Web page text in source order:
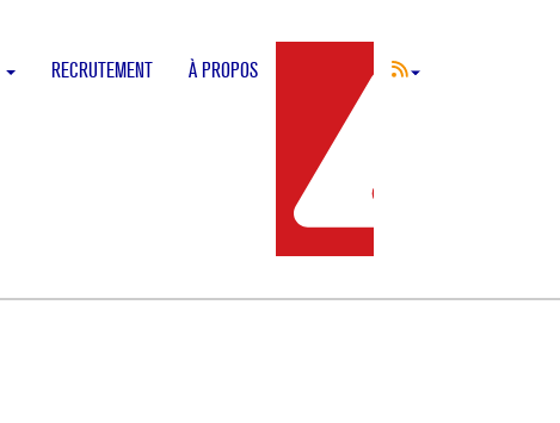
RECRUTEMENT À PROPOS